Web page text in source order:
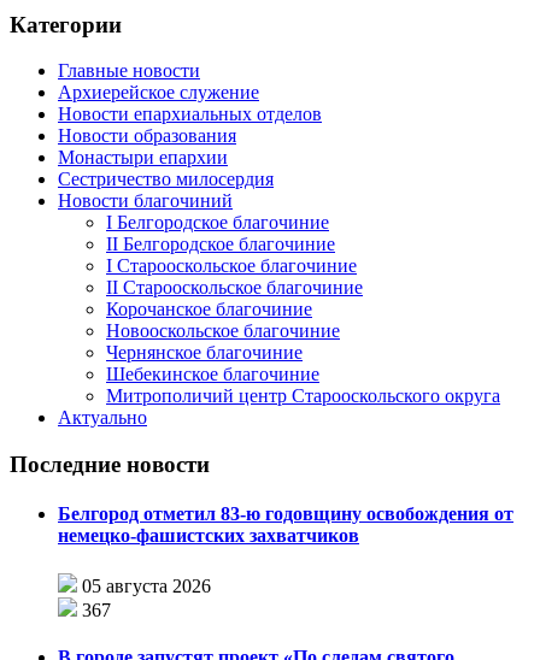
Категории
Главные новости
Архиерейское служение
Новости епархиальных отделов
Новости образования
Монастыри епархии
Сестричество милосердия
Новости благочиний
I Белгородское благочиние
II Белгородское благочиние
I Старооскольское благочиние
II Старооскольское благочиние
Корочанское благочиние
Новооскольское благочиние
Чернянское благочиние
Шебекинское благочиние
Митрополичий центр Старооскольского округа
Актуально
Последние новости
Белгород отметил 83-ю годовщину освобождения от
немецко-фашистских захватчиков
05 августа 2026
367